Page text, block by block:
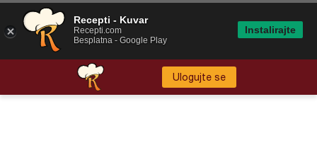
Ulogujte se
Recepti - Kuvar
Recepti.com
Besplatna - Google Play
Instalirajte